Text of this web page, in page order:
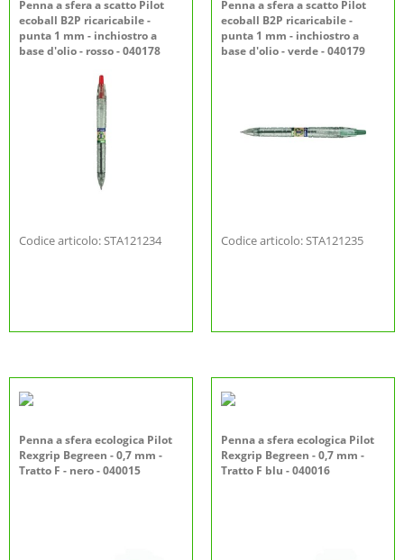
Penna a sfera a scatto Pilot
ecoball B2P ricaricabile -
punta 1 mm - inchiostro a
base d'olio - rosso - 040178
Codice articolo: STA121234
Penna a sfera a scatto Pilot
ecoball B2P ricaricabile -
punta 1 mm - inchiostro a
base d'olio - verde - 040179
Codice articolo: STA121235
Penna a sfera ecologica Pilot
Rexgrip Begreen - 0,7 mm -
Tratto F - nero - 040015
Penna a sfera ecologica Pilot
Rexgrip Begreen - 0,7 mm -
Tratto F blu - 040016